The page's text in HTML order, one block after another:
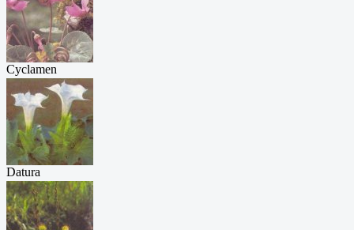
Cyclamen
purpur...
Datura
stramoni...